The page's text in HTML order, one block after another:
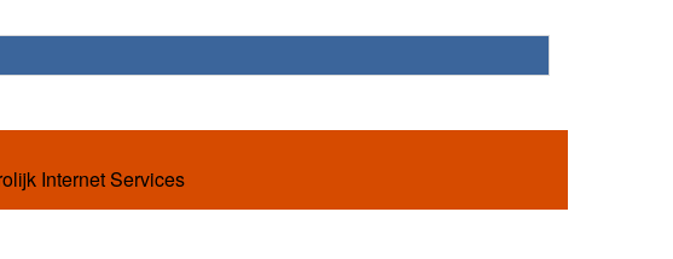
Internet Services